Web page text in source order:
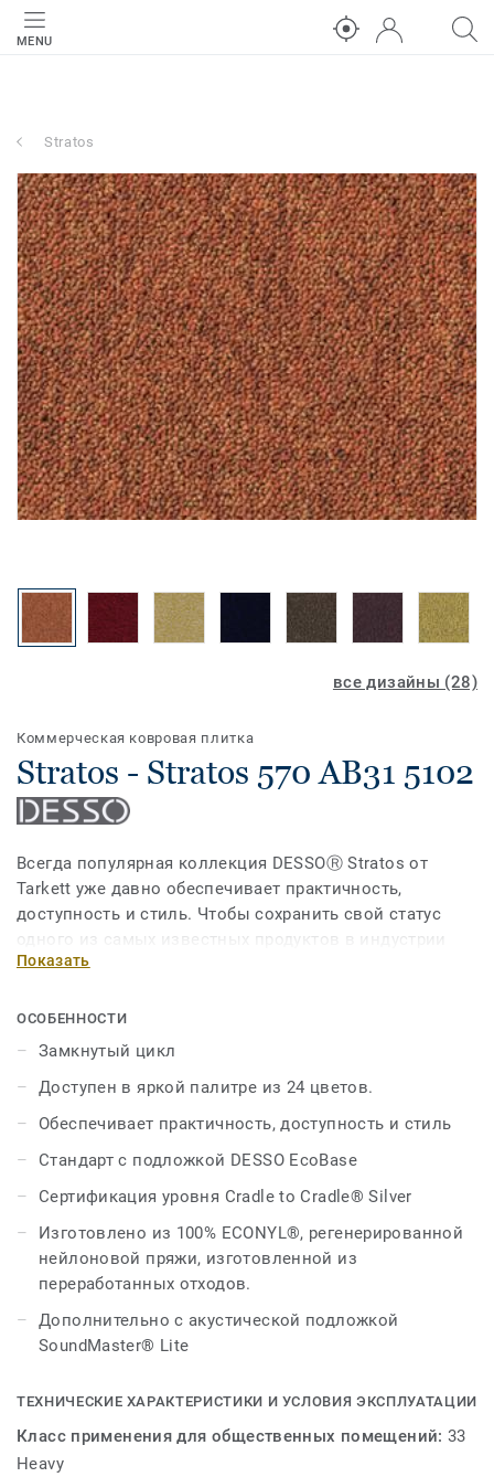
MENU
Stratos
все дизайны (28)
Коммерческая ковровая плитка
Stratos - Stratos 570 AB31 5102
Всегда популярная коллекция DESSOⓇ Stratos от
Tarkett уже давно обеспечивает практичность,
доступность и стиль. Чтобы сохранить свой статус
одного из самых известных продуктов в индустрии
напольных покрытий, обеспечивающих форму и
был переосмыслен с еще большей творческой
свободой и повышенной экологической
ответственностью.
Stratos представляет 24 тщательно отобранных
варианта дизайна. Семь оригинальных цветов
сочетаются с набором теплых и холодных
нейтральных оттенков и 12 эффектными акцентами.
бирюзового, цвета морской волны и баклажанового
теперь в миксе архитекторы и дизайнеры могут
использовать игривую палитру, которая легко и
эффективно комбинируется с расширенными шестью
блоками Stratos для выдающихся коммерческих
потребность конечного пользователя.
Эта коллекция является частью нашего замкнутого
цикла.
Показать
ОСОБЕННОСТИ
Замкнутый цикл
Доступен в яркой палитре из 24 цветов.
Обеспечивает практичность, доступность и стиль
Стандарт с подложкой DESSO EcoBase
Сертификация уровня Cradle to Cradle® Silver
Изготовлено из 100% ECONYL®, регенерированной
нейлоновой пряжи, изготовленной из
переработанных отходов.
Дополнительно с акустической подложкой
SoundMaster® Lite
ТЕХНИЧЕСКИЕ ХАРАКТЕРИСТИКИ И УСЛОВИЯ ЭКСПЛУАТАЦИИ
Класс применения для общественных помещений:33
Heavy